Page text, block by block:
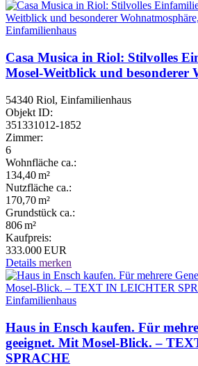
Casa Musica in Riol: Stilvolles
Mosel-Weitblick und besonderer
54340 Riol, Einfamilienhaus
Objekt ID:
351331012-1852
Zimmer:
6
Wohnfläche ca.:
134,40 m²
Nutzfläche ca.:
170,70 m²
Grund­stück ca.:
806 m²
Kaufpreis:
333.000 EUR
Details merken
Haus in Ensch kaufen. Für
geeignet. Mit Mosel-Blick. –
SPRACHE